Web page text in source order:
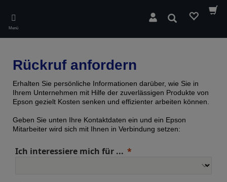
main
content
Menü
Suchen
Rückruf anfordern
Erhalten Sie persönliche Informationen darüber, wie Sie in
Ihrem Unternehmen mit Hilfe der zuverlässigen Produkte von
Epson gezielt Kosten senken und effizienter arbeiten können.
Geben Sie unten Ihre Kontaktdaten ein und ein Epson
Mitarbeiter wird sich mit Ihnen in Verbindung setzen:
Ich interessiere mich für ...